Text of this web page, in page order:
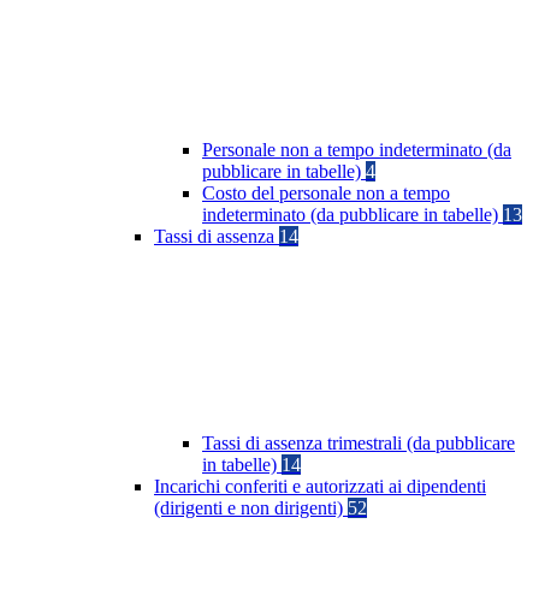
Personale non a tempo indeterminato (da
pubblicare in tabelle) 4
Costo del personale non a tempo
indeterminato (da pubblicare in tabelle) 13
Tassi di assenza 14
Tassi di assenza trimestrali (da pubblicare
in tabelle) 14
Incarichi conferiti e autorizzati ai dipendenti
(dirigenti e non dirigenti) 52